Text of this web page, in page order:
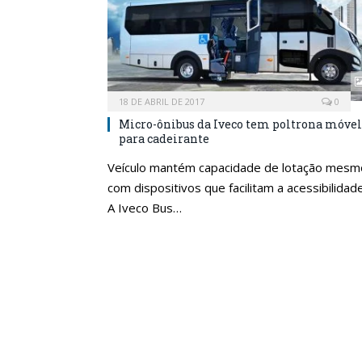
18 DE ABRIL DE 2017 0
Micro-ônibus da Iveco tem poltrona móvel
para cadeirante
Veículo mantém capacidade de lotação
com dispositivos que facilitam a
A Iveco Bus…